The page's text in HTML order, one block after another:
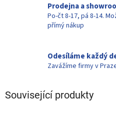
Prodejna a
Po-čt 8-17, pá 8-14.
přímý nákup
Odesíláme každý
Zavážíme firmy v
Související produkty